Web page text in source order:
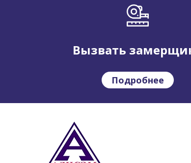
Вызвать
Подробнее